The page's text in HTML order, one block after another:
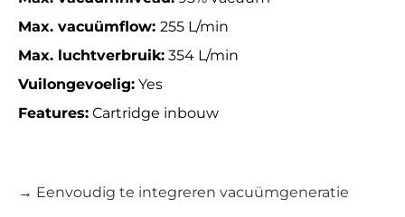
Max. vacuümflow: 255 L/min
Max. luchtverbruik: 354 L/min
Vuilongevoelig: Yes
Features: Cartridge inbouw
→ Eenvoudig te integreren vacuümgeneratie